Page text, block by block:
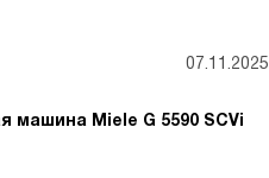
07.11.2025
машина Miele G 5590 SCVi